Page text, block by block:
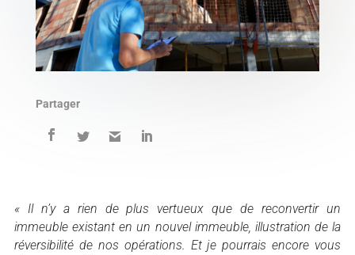
Partager
« Il n’y a rien de plus vertueux que de reconvertir un
immeuble existant en un nouvel immeuble, illustration de la
réversibilité de nos opérations. Et je pourrais encore vous